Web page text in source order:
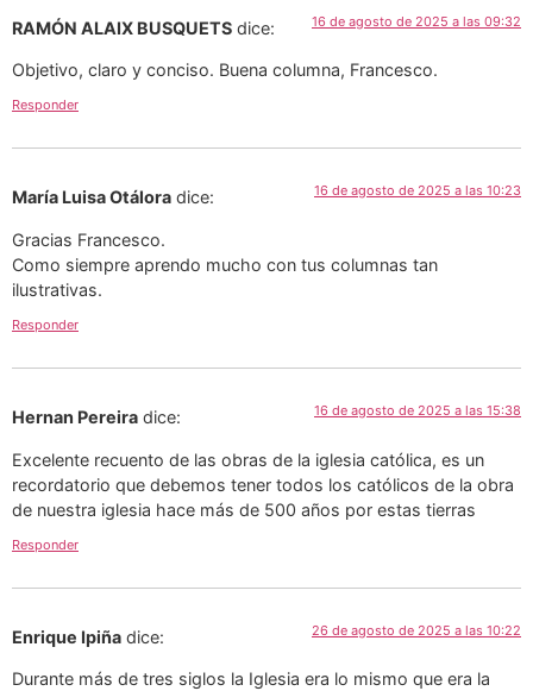
RAMÓN ALAIX BUSQUETS dice: 16 de agosto de 2025 a las 09:32
Objetivo, claro y conciso. Buena columna, Francesco.
Responder
María Luisa Otálora dice: 16 de agosto de 2025 a las 10:23
Gracias Francesco.
Como siempre aprendo mucho con tus columnas tan
ilustrativas.
Responder
Hernan Pereira dice: 16 de agosto de 2025 a las 15:38
Excelente recuento de las obras de la iglesia católica, es un
recordatorio que debemos tener todos los católicos de la obra
de nuestra iglesia hace más de 500 años por estas tierras
Responder
Enrique Ipiña dice: 26 de agosto de 2025 a las 10:22
Durante más de tres siglos la Iglesia era lo mismo que era la